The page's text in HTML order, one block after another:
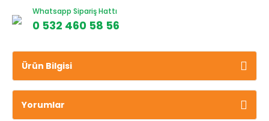
Whatsapp Sipariş Hattı
0 532 460 58 56
Ürün Bilgisi
Yorumlar